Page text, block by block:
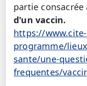
partie consacrée
d'un vaccin.
https://
programme/
sante/une-
frequentes/